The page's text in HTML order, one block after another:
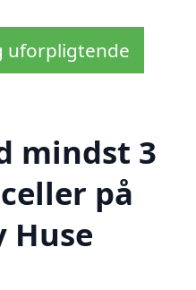
uforpligtende
mindst 3
på
Huse